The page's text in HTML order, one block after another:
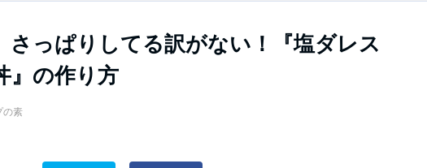
さっぱりしてる訳がない！『塩ダレス
』の作り方
の素